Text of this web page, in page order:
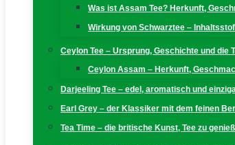
Was ist Assam Tee? Herkunft,
Wirkung von Schwarztee –
Ceylon Tee – Ursprung, Geschichte und die
Ceylon Assam – Herkunft,
Darjeeling Tee – edel, aromatisch und
Earl Grey – der Klassiker mit dem feinen
Tea Time – die britische Kunst, Tee zu